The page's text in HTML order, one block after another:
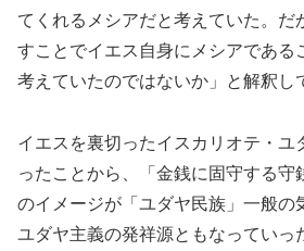
てくれるメシアだと考えていた。だ
すことでイエス自身にメシアである
考えていたのではないか」と解釈し
イエスを裏切ったイスカリオテ・ユ
ったことから、「金銭に固守する守
のイメージが「ユダヤ民族」一般の
ユダヤ主義の発祥源ともなっていっ